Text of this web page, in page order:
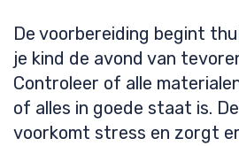
De voorbereiding begint
je kind de avond van
Controleer of alle
of alles in goede staat is.
voorkomt stress en zorgt